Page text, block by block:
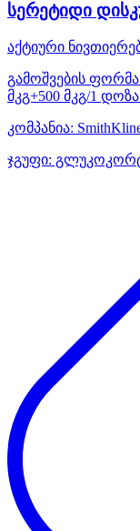
სერეტიდი
აქტიური
გამოშვების
მკგ+500 მკგ/1
კომპანია:
ჯგუფი: